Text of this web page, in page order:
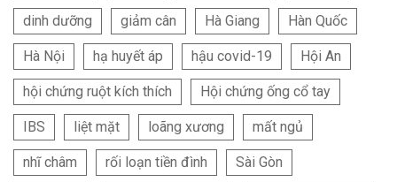
dinh dưỡng giảm cân Hà Giang Hàn Quốc
Hà Nội hạ huyết áp hậu covid-19 Hội An
hội chứng ruột kích thích Hội chứng ống cổ tay
IBS liệt mặt loãng xương mất ngủ
nhĩ châm rối loạn tiền đình Sài Gòn